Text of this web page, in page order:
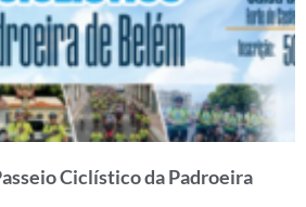
Ciclístico da Padroeira